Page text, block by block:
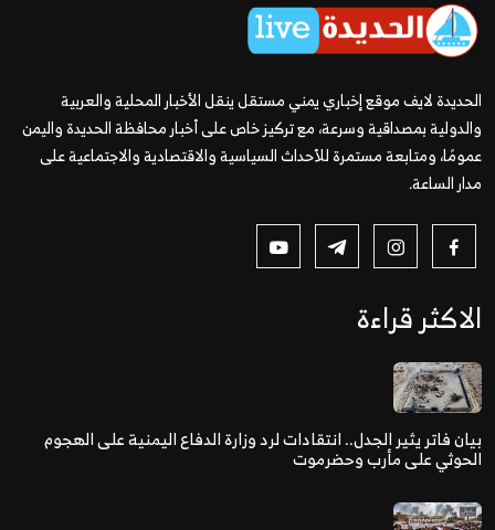
الحديدة لايف موقع إخباري يمني مستقل ينقل الأخبار المحلية والعربية
والدولية بمصداقية وسرعة، مع تركيز خاص على أخبار محافظة الحديدة واليمن
عمومًا، ومتابعة مستمرة للأحداث السياسية والاقتصادية والاجتماعية على
مدار الساعة.
الاكثر قراءة
بيان فاتر يثير الجدل.. انتقادات لرد وزارة الدفاع اليمنية على الهجوم
الحوثي على مأرب وحضرموت